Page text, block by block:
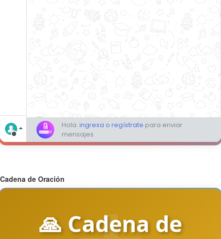
Cadena de Oración